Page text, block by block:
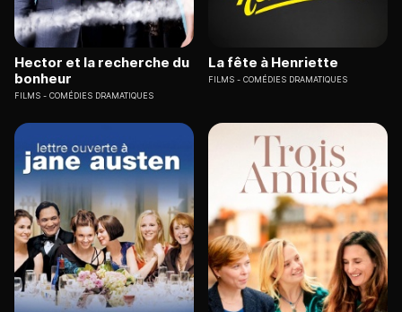
Hector et la recherche du
bonheur
FILMS COMÉDIES DRAMATIQUES
La fête à Henriette
FILMS COMÉDIES DRAMATIQUES